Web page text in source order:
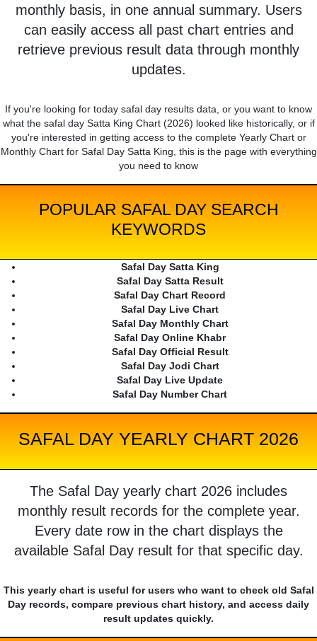
monthly basis, in one annual summary. Users
can easily access all past chart entries and
retrieve previous result data through monthly
updates.
If you're looking for today safal day results data, or you want to know
what the safal day Satta King Chart (2026) looked like historically, or if
you're interested in getting access to the complete Yearly Chart or
Monthly Chart for Safal Day Satta King, this is the page with everything
you need to know
POPULAR SAFAL DAY SEARCH
KEYWORDS
Safal Day Satta King
Safal Day Satta Result
Safal Day Chart Record
Safal Day Live Chart
Safal Day Monthly Chart
Safal Day Online Khabr
Safal Day Official Result
Safal Day Jodi Chart
Safal Day Live Update
Safal Day Number Chart
SAFAL DAY YEARLY CHART 2026
The Safal Day yearly chart 2026 includes
monthly result records for the complete year.
Every date row in the chart displays the
available Safal Day result for that specific day.
This yearly chart is useful for users who want to check old Safal
Day records, compare previous chart history, and access daily
result updates quickly.